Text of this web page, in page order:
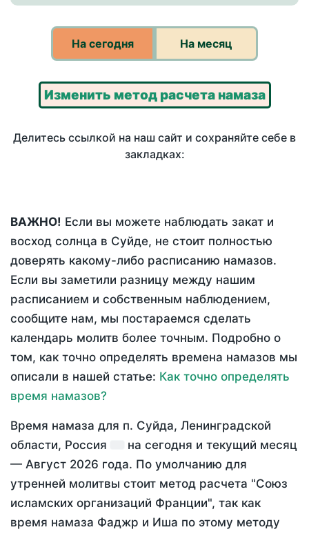
На сегодня На месяц
Изменить метод расчета намаза
Делитесь ссылкой на наш сайт и сохраняйте себе в
закладках:
ВАЖНО! Если вы можете наблюдать закат и
восход солнца в Суйде, не стоит полностью
доверять какому-либо расписанию намазов.
Если вы заметили разницу между нашим
расписанием и собственным наблюдением,
сообщите нам, мы постараемся сделать
календарь молитв более точным. Подробно о
том, как точно определять времена намазов мы
описали в нашей статье: Как точно определять
время намазов?
Время намаза для п. Суйда, Ленинградской
области, Россия
на сегодня и текущий месяц
— Август 2026 года. По умолчанию для
утренней молитвы стоит метод расчета "Союз
исламских организаций Франции", так как
время намаза Фаджр и Иша по этому методу